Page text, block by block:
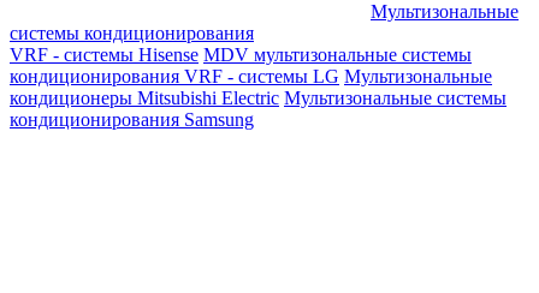
Мультизональные
системы кондиционирования
VRF - системы Hisense MDV мультизональные системы
кондиционирования VRF - системы LG Мультизональные
кондиционеры Mitsubishi Electric Мультизональные системы
кондиционирования Samsung